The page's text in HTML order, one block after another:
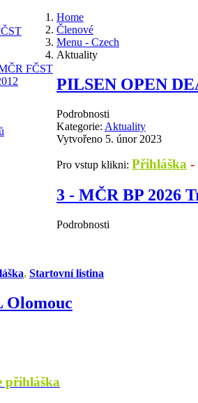
FČST
Home
Členové
Menu - Czech
Aktuality
PILSEN OPEN
Podrobnosti
Kategorie: Aktuality
Vytvořeno 5. únor 2023
Pro vstup klikni: Přihláška -
3 - MČR BP 2026
Podrobnosti
, Startovní listina
Olomouc
přihláška